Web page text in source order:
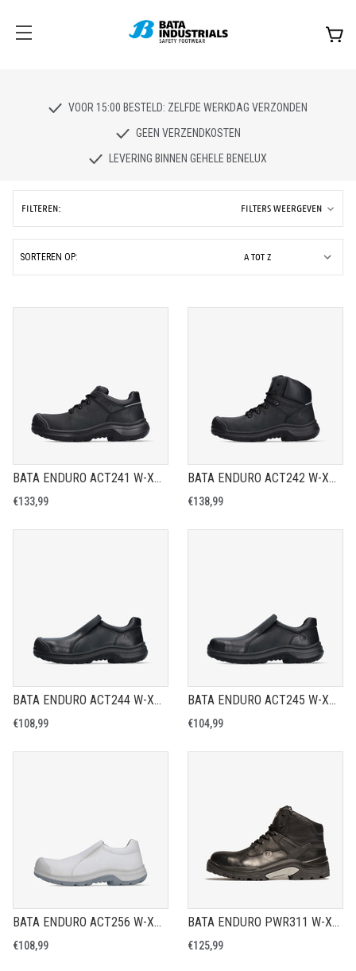
VOOR 15:00 BESTELD: ZELFDE WERKDAG VERZONDEN
GEEN VERZENDKOSTEN
LEVERING BINNEN GEHELE BENELUX
FILTEREN: FILTERS WEERGEVEN
SORTEREN OP:
BATA ENDURO ACT241 W-XW - VEILIGHEIDSSCHOEN S3
€133,99
BATA ENDURO ACT242 W-XW - VEILIGHEIDSSCHOEN S3
€138,99
BATA ENDURO ACT244 W-XW - VEILIGHEIDSSCHOEN S3S
€108,99
BATA ENDURO ACT245 W-XW - VEILIGHEIDSSCHOEN S3S
€104,99
BATA ENDURO ACT256 W-XW - VEILIGHEIDSSCHOEN S3S
€108,99
BATA ENDURO PWR311 W-XW - VEILIGHEIDSSCHOEN S3
€125,99